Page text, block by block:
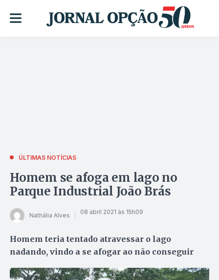
ÚLTIMAS NOTÍCIAS
Homem se afoga em lago no
Parque Industrial João Brás
Nathália Alves 08 abril 2021 às 15h09
Homem teria tentado atravessar o lago
nadando, vindo a se afogar ao não conseguir